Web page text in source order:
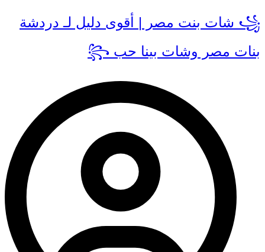
꧁ شات بنت مصر | أقوى دليل لـ دردشة
بنات مصر وشات بينا حب ꧂